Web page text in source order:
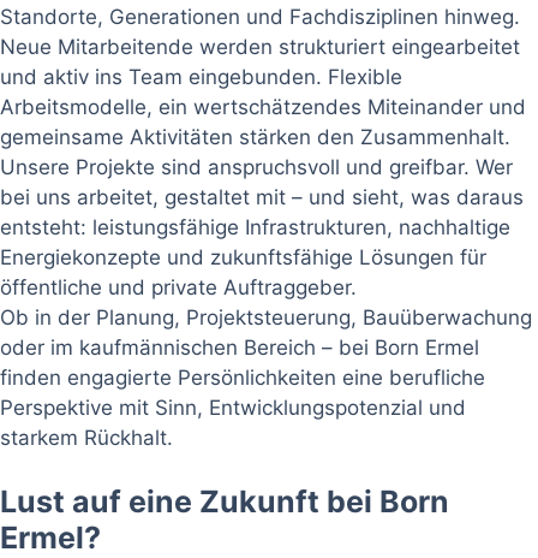
Standorte, Generationen und Fachdisziplinen hinweg.
Neue Mitarbeitende werden strukturiert eingearbeitet
und aktiv ins Team eingebunden. Flexible
Arbeitsmodelle, ein wertschätzendes Miteinander und
gemeinsame Aktivitäten stärken den Zusammenhalt.
Unsere Projekte sind anspruchsvoll und greifbar. Wer
bei uns arbeitet, gestaltet mit – und sieht, was daraus
entsteht: leistungsfähige Infrastrukturen, nachhaltige
Energiekonzepte und zukunftsfähige Lösungen für
öffentliche und private Auftraggeber.
Ob in der Planung, Projektsteuerung, Bauüberwachung
oder im kaufmännischen Bereich – bei Born Ermel
finden engagierte Persönlichkeiten eine berufliche
Perspektive mit Sinn, Entwicklungspotenzial und
starkem Rückhalt.
Lust auf eine Zukunft bei Born
Ermel?